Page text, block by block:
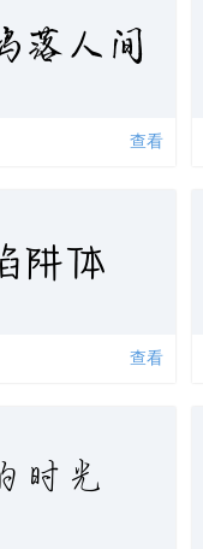
落人间
查看
阱体
查看
时光